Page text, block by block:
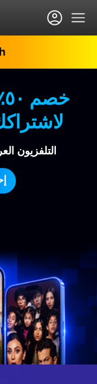
التلفزيون